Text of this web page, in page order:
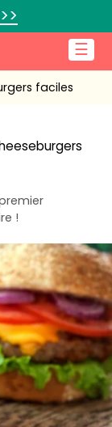
☰
faciles
!